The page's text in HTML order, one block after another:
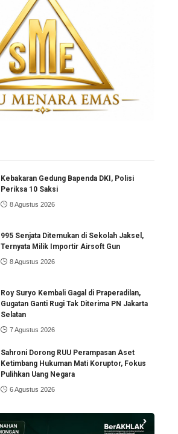
Kebakaran Gedung Bapenda DKI, Polisi
Periksa 10 Saksi
8 Agustus 2026
995 Senjata Ditemukan di Sekolah Jaksel,
Ternyata Milik Importir Airsoft Gun
8 Agustus 2026
Roy Suryo Kembali Gagal di Praperadilan,
Gugatan Ganti Rugi Tak Diterima PN Jakarta
Selatan
7 Agustus 2026
Sahroni Dorong RUU Perampasan Aset
Ketimbang Hukuman Mati Koruptor, Fokus
Pulihkan Uang Negara
6 Agustus 2026